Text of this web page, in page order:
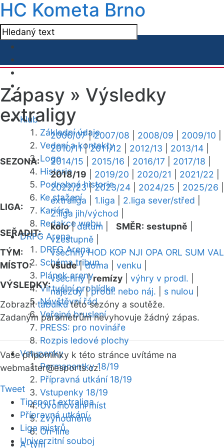
HC Kometa Brno
Klub
Základní údaje
Vedení a kontakty
Logo
Historie
Podrobná historie
Ke stažení
Kariéra
Redakce webu
DRFG Arena
DRFG Arena
Schéma tribun
Plánek areny
Virtuální prohlídka
Návštěvní řád
Veřejné bruslení
PRESS: pro novináře
Rozpis ledové plochy
Vstupenky
Permanentky 18/19
Přípravná utkání 18/19
Vstupenky 18/19
Uvolňování míst
Zvýhodněné
On-line
A-tým
Zápasy » Výsledky
extraligy
SEZONA:
2006/07|2007/08 2008/09 2009/10
2010/11|2011/12 2012/13 2013/14
2014/15
2015/16 2016/17 2017/18
2018/19
2019/20 2020/21 2021/22
2022/23|2023/24 2024/25 2025/26
LIGA:
extraliga 1.liga 2.liga sever/střed
2.liga jih/východ
SEŘADIT:
kolo|datum SMĚR: sestupně
vzestupně
TÝM:
všechny HOD KOP NJI OPA ORL SUM VAL
MÍSTO:
všude|doma venku
VÝSLEDKY:
všechny|remízy výhry v prodl.
nájezdy|prodl. nebo náj. s nulou
Zobrazittabulkutéto sezóny a soutěže.
Zadaným parametrům nevyhovuje žádný zápas.
Vaše připomínky k této stránce uvítáme na
webmaster@esports.cz.
Tweet
Tipsport extraliga
Přípravná utkání
Liga mistrů
Univerzitní souboj